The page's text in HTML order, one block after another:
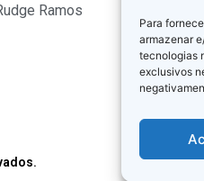
Para
armazenar
tecnologias
exclusivos
Ramos